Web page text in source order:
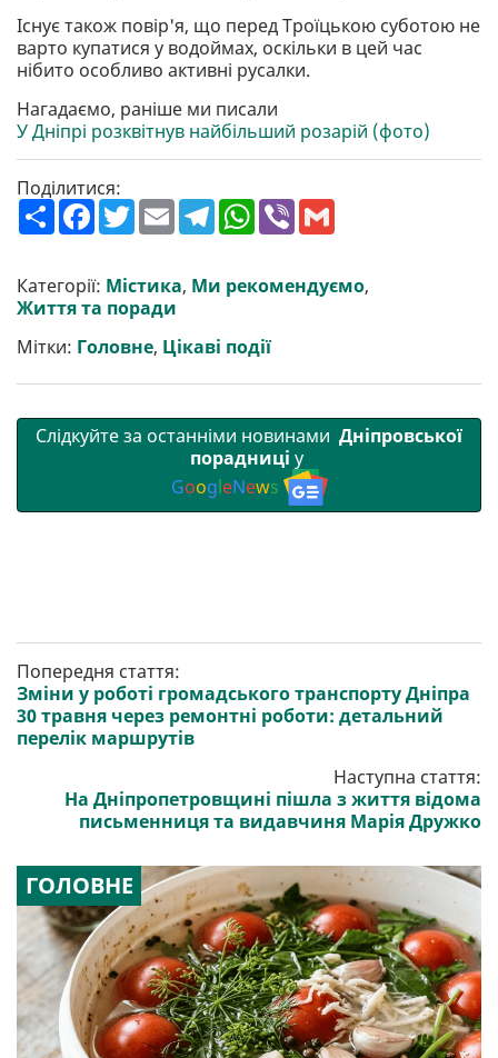
Існує також повір'я, що перед Троїцькою суботою не
варто купатися у водоймах, оскільки в цей час
нібито особливо активні русалки.
Нагадаємо, раніше ми писали
У Дніпрі розквітнув найбільший розарій (фото)
Поділитися:
П
о
р
и
т
F
a
b
o
o
T
w
t
e
r
E
m
l
T
e
g
r
m
W
h
s
A
p
V
r l
Категорії: Містика, Ми рекомендуємо,
Життя та поради
Мітки: Головне, Цікаві події
Слідкуйте за останніми новинами Дніпровської
порадниці у
GoogleNews
Попередня стаття:
Зміни у роботі громадського транспорту Дніпра
30 травня через ремонтні роботи: детальний
перелік маршрутів
Наступна стаття:
На Дніпропетровщині пішла з життя відома
письменниця та видавчиня Марія Дружко
ГОЛОВНЕ